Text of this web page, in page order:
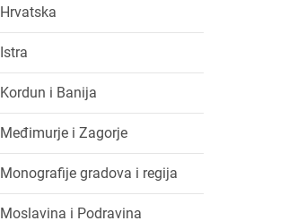
Hrvatska
Istra
Kordun i Banija
Međimurje i Zagorje
Monografije gradova i regija
Moslavina i Podravina